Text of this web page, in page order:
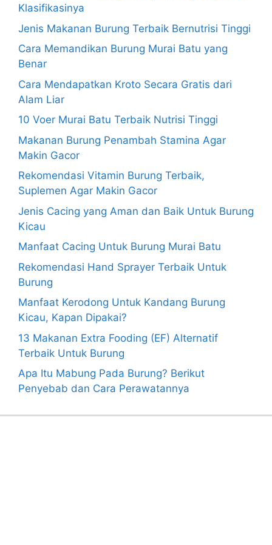
Klasifikasinya
Jenis Makanan Burung Terbaik Bernutrisi Tinggi
Cara Memandikan Burung Murai Batu yang
Benar
Cara Mendapatkan Kroto Secara Gratis dari
Alam Liar
10 Voer Murai Batu Terbaik Nutrisi Tinggi
Makanan Burung Penambah Stamina Agar
Makin Gacor
Rekomendasi Vitamin Burung Terbaik,
Suplemen Agar Makin Gacor
Jenis Cacing yang Aman dan Baik Untuk Burung
Kicau
Manfaat Cacing Untuk Burung Murai Batu
Rekomendasi Hand Sprayer Terbaik Untuk
Burung
Manfaat Kerodong Untuk Kandang Burung
Kicau, Kapan Dipakai?
13 Makanan Extra Fooding (EF) Alternatif
Terbaik Untuk Burung
Apa Itu Mabung Pada Burung? Berikut
Penyebab dan Cara Perawatannya